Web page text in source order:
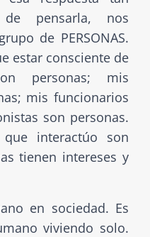
pensarla, nos
de PERSONAS.
estar consciente de
personas; mis
mis funcionarios
son personas.
interactúo son
tienen intereses y
en sociedad. Es
viviendo solo.